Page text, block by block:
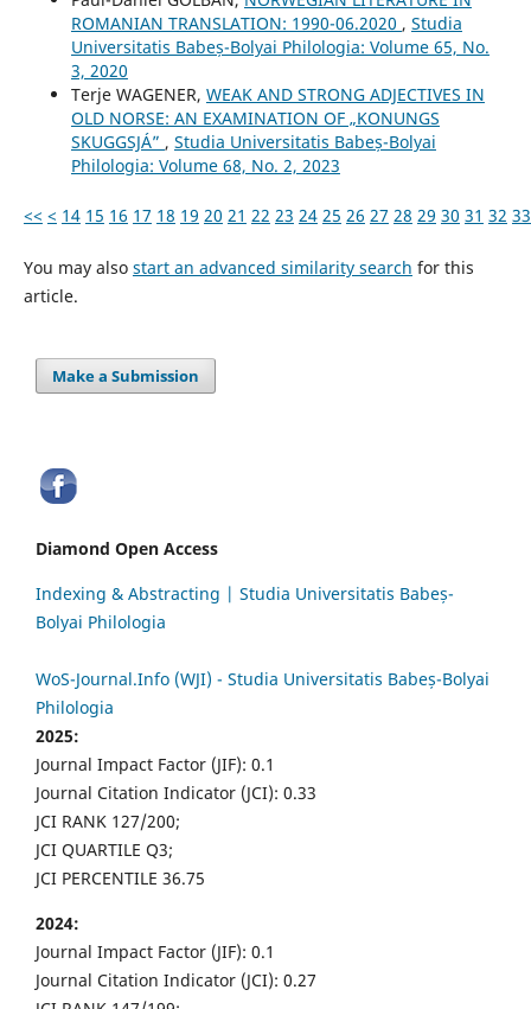
ROMANIAN TRANSLATION: 1990-06.2020 , Studia
Universitatis Babeș-Bolyai Philologia: Volume 65, No.
3, 2020
Terje WAGENER, WEAK AND STRONG ADJECTIVES IN
OLD NORSE: AN EXAMINATION OF „KONUNGS
SKUGGSJÁ” , Studia Universitatis Babeș-Bolyai
Philologia: Volume 68, No. 2, 2023
<< < 14 15 16 17 18 19 20 21 22 23 24 25 26 27 28 29 30 31 32 33
You may also start an advanced similarity search for this
article.
Make a Submission
Diamond Open Access
Indexing & Abstracting | Studia Universitatis Babeș-
Bolyai Philologia
WoS-Journal.Info (WJI) - Studia Universitatis Babeș-Bolyai
Philologia
2025:
Journal Impact Factor (JIF): 0.1
Journal Citation Indicator (JCI): 0.33
JCI RANK 127/200;
JCI QUARTILE Q3;
JCI PERCENTILE 36.75
2024:
Journal Impact Factor (JIF): 0.1
Journal Citation Indicator (JCI): 0.27